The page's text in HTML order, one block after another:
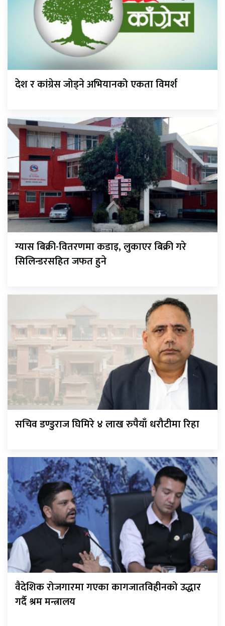
देश र कांग्रेस जोड्ने अभियानको एकता विमर्श
ग्यास बिक्री-वितरणमा कडाइ, लुकाएर बिक्री गरे
सिलिन्डरसहित जफत हुने
सचिव डण्डुराज घिमिरे ४ लाख रुपैयाँ धरौटीमा रिहा
वैदेशिक रोजगारमा गएका कागजातविहीनको उद्धार
गर्दै श्रम मन्त्रालय